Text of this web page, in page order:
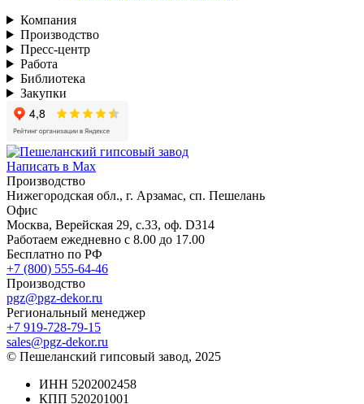
Компания
Производство
Пресс-центр
Работа
Библиотека
Закупки
Написать в Max
Производство
Нижегородская обл., г. Арзамас, сп. Пешелань
Офис
Москва, Верейская 29, с.33, оф. D314
Работаем ежедневно с 8.00 до 17.00
Бесплатно по РФ
+7 (800) 555-64-46
Производство
pgz@pgz-dekor.ru
Региональный менеджер
+7 919-728-79-15
sales@pgz-dekor.ru
© Пешеланский гипсовый завод, 2025
ИНН 5202002458
КПП 520201001